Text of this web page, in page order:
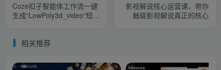
Coze扣子智能体工作流一键
生成“LowPoly3d_video“短视
影视解说核心运营课，带你
触碰影视解说真正的核心
相关推荐